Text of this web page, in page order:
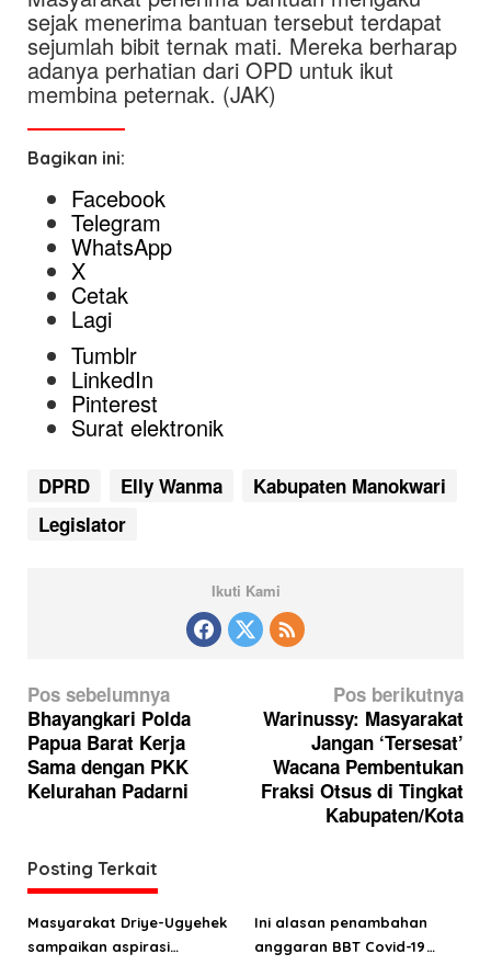
sejak menerima bantuan tersebut terdapat
sejumlah bibit ternak mati. Mereka berharap
adanya perhatian dari OPD untuk ikut
membina peternak. (JAK)
Bagikan ini:
Facebook
Telegram
WhatsApp
X
Cetak
Lagi
Tumblr
LinkedIn
Pinterest
Surat elektronik
DPRD Elly Wanma
Kabupaten Manokwari
Legislator
Ikuti Kami
N
a
v
i
s
i
p
Pos sebelumnya
Bhayangkari Polda
Papua Barat Kerja
Sama dengan PKK
Kelurahan Padarni
Pos berikutnya
Warinussy: Masyarakat
Jangan ‘Tersesat’
Wacana Pembentukan
Fraksi Otsus di Tingkat
Kabupaten/Kota
Posting Terkait
Masyarakat Driye-Ugyehek
sampaikan aspirasi
Ini alasan penambahan
anggaran BBT Covid-19